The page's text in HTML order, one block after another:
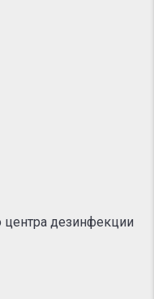
центра дезинфекции